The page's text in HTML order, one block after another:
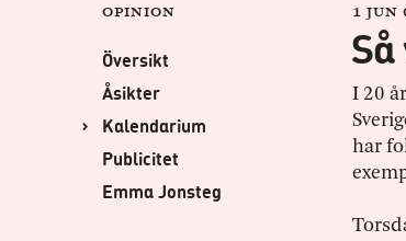
Opinion
Översikt
Åsikter
Kalendarium
Publicitet
Emma Jonsteg
1 jun
I 20
har